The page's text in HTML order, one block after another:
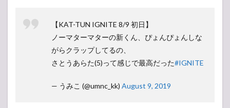
【KAT-TUN IGNITE 8/9 初日】
ノーマターマターの新くん、ぴょんぴょんしな
がらクラップしてるの、
さとうあらた(5)って感じで最高だった#IGNITE
— うみこ (@umnc_kk) August 9, 2019